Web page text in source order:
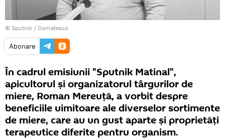
© Sputnik / Osmatesco
Abonare
În cadrul emisiunii "Sputnik Matinal",
apicultorul și organizatorul târgurilor de
miere, Roman Mereuță, a vorbit despre
beneficiile uimitoare ale diverselor sortimente
de miere, care au un gust aparte și proprietăți
terapeutice diferite pentru organism.